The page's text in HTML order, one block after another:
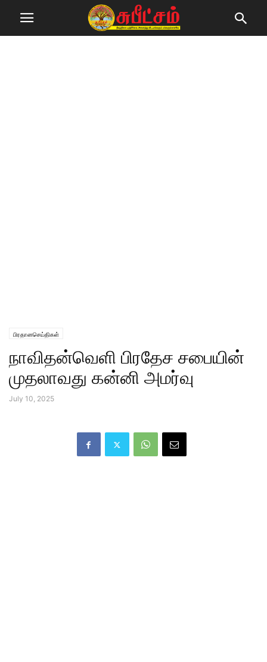
பிரதானசெய்திகள்
நாவிதன்வெளி பிரதேச சபையின்
முதலாவது கன்னி அமர்வு
July 10, 2025